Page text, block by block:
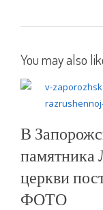
You may also
В
памятника
церкви
ФОТО